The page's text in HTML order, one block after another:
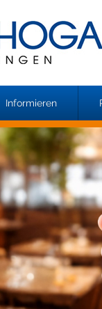
Informieren